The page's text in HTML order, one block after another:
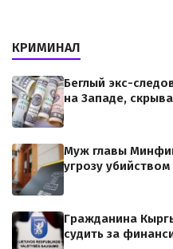
КРИМИНАЛ
Беглый экс-
на Западе,
Муж главы
угрозу
Гражданина
судить за